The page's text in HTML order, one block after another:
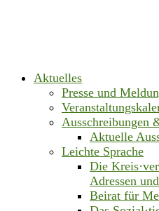
Aktuelles
Presse und
Ausschreibungen
Aktuelle
Leichte Sprache
Die
Adressen
Beirat für